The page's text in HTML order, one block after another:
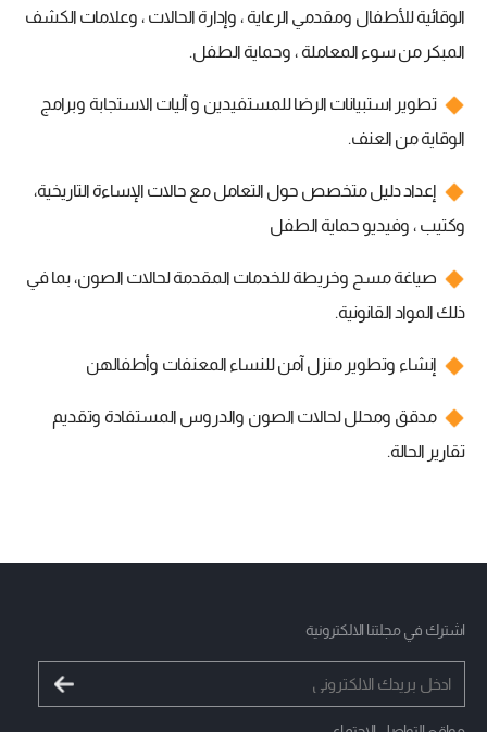
الوقائية للأطفال ومقدمي الرعاية ، وإدارة الحالات ، وعلامات الكشف
المبكر من سوء المعاملة ، وحماية الطفل.
تطوير استبيانات الرضا للمستفيدين و آليات الاستجابة وبرامج
الوقاية من العنف.
إعداد دليل متخصص حول التعامل مع حالات الإساءة التاريخية،
وكتيب ، وفيديو حماية الطفل
صياغة مسح وخريطة للخدمات المقدمة لحالات الصون، بما في
ذلك المواد القانونية.
إنشاء وتطوير منزل آمن للنساء المعنفات وأطفالهن
مدقق ومحلل لحالات الصون والدروس المستفادة وتقديم
تقارير الحالة.
اشترك في مجلتنا الالكترونية